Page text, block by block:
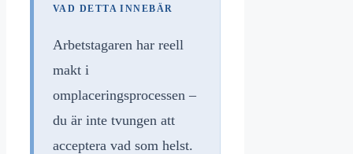
VAD DETTA INNEBÄR
Arbetstagaren har reell
makt i
omplaceringsprocessen –
du är inte tvungen att
acceptera vad som helst.